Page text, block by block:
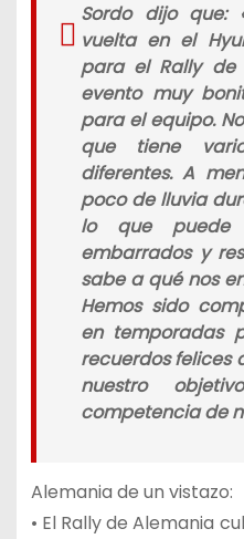
Sordo dijo que:
vuelta en el
para el Rally de
evento muy
para el equipo.
que tiene
diferentes. A
poco de lluvia
lo que puede
embarrados y
sabe a qué nos
Hemos sido
en temporadas
recuerdos felices
nuestro
competencia de
Alemania de un vistazo:
• El Rally de Alemania